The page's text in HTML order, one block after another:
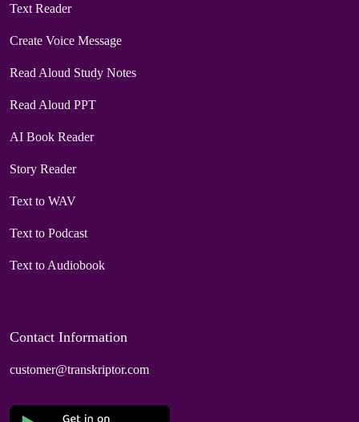
Text Reader
Create Voice Message
Read Aloud Study Notes
Read Aloud PPT
AI Book Reader
Story Reader
Text to WAV
Text to Podcast
Text to Audiobook
Contact Information
customer@transkriptor.com